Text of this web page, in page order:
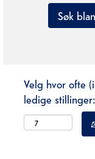
Velg hvor ofte
ledige stillinger: